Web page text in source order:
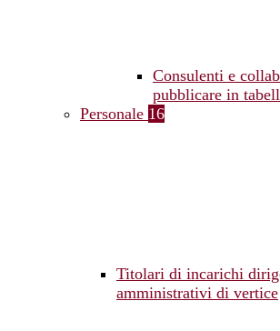
Consulenti e
pubblicare in
Personale 16
Titolari di incarichi
amministrativi di vertice